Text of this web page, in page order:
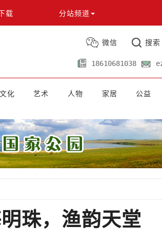
载 分站频道
微信 搜索
18610681038
文化 艺术 人物 家居 公益
珠，渔韵天堂